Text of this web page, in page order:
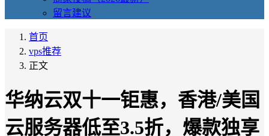
留言建议
首页
vps推荐
正文
华纳云双十一钜惠，香港/美国
云服务器低至3.5折，爆款独享